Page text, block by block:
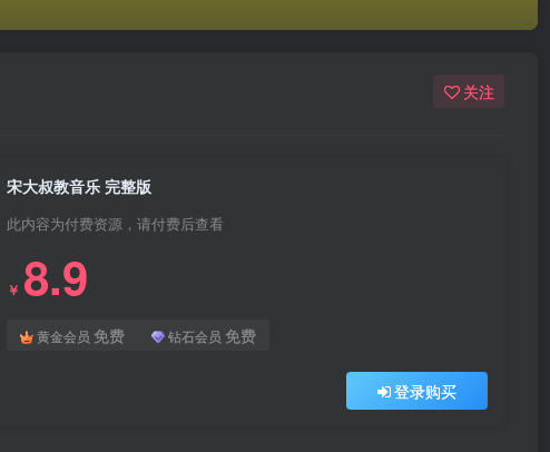
关注
宋大叔教音乐 完整版
此内容为付费资源，请付费后查看
￥ 8.9
黄金会员 免费 钻石会员 免费
登录购买